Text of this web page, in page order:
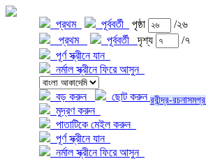
প্রথম পূর্ববর্তী পৃষ্ঠা
/২৬
প্রথম
পূর্ববর্তী দৃশ্য
/৭
পূর্ণ স্ক্রীনে যান
নর্মাল স্ক্রীনে ফিরে আসুন
বড় করুন
ছোট করুন
মুদ্রণ করুন
পাতাটিকে মেইল করুন
পূর্ণ স্ক্রীনে যান
নর্মাল স্ক্রীনে ফিরে আসুন
রবীন্দ্র-রচনাসমগ্র